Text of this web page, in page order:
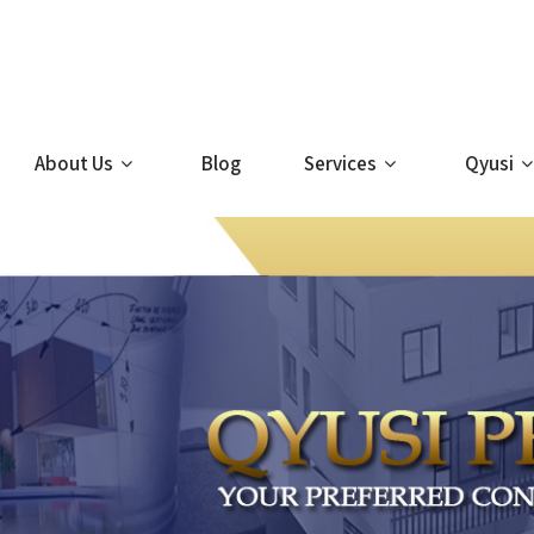
About Us Blog Services Qyusi